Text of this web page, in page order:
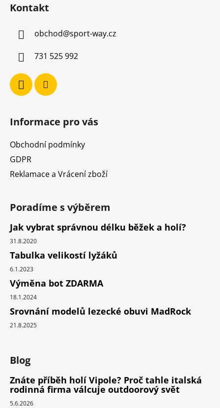
Kontakt
obchod@sport-way.cz
731 525 992
Informace pro vás
Obchodní podmínky
GDPR
Reklamace a Vrácení zboží
Poradíme s výběrem
Jak vybrat správnou délku běžek a holí?
31.8.2020
Tabulka velikostí lyžáků
6.1.2023
Výměna bot ZDARMA
18.1.2024
Srovnání modelů lezecké obuvi MadRock
21.8.2025
Blog
Znáte příběh holí Vipole? Proč tahle italská
rodinná firma válcuje outdoorový svět
5.6.2026